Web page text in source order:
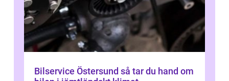
Bilservice Östersund så tar du hand om